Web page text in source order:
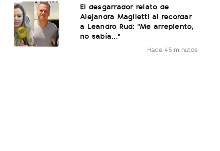
El desgarrador relato de
Alejandra Maglietti al recordar
a Leandro Rud: "Me arrepiento,
no sabía..."
Hace 45 minutos